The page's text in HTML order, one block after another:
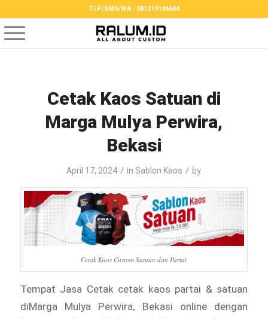
TLP/SMS/WA : 081219146684
Cetak Kaos Satuan di
Marga Mulya Perwira,
Bekasi
April 17, 2024 / in Sablon Kaos / by
Cetak Kaos Custom Satuan dan Partai
Tempat Jasa Cetak cetak kaos partai & satuan
diMarga Mulya Perwira, Bekasi online dengan